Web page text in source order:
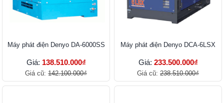
Máy phát điện Denyo DA-6000SS
Giá: 138.510.000₫
Giá cũ: 142.100.000₫
Máy phát điện Denyo DCA-6LSX
Giá: 233.500.000₫
Giá cũ: 238.510.000₫